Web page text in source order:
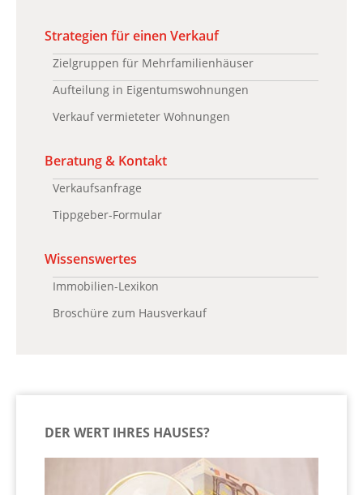
Strategien für einen Verkauf
Zielgruppen für Mehrfamilienhäuser
Aufteilung in Eigentumswohnungen
Verkauf vermieteter Wohnungen
Beratung & Kontakt
Verkaufsanfrage
Tippgeber-Formular
Wissenswertes
Immobilien-Lexikon
Broschüre zum Hausverkauf
DER WERT IHRES HAUSES?